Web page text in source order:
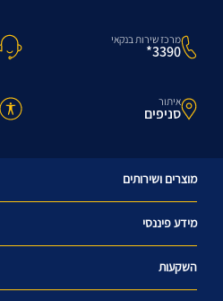
מרכז שירות בנקאי
3390*
איתור
סניפים
מוצרים ושירותים
מידע פיננסי
השקעות